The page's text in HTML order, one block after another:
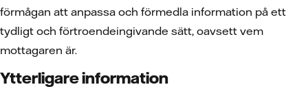
förmågan att anpassa och förmedla information på ett
tydligt och förtroendeingivande sätt, oavsett vem
mottagaren är.
Ytterligare information